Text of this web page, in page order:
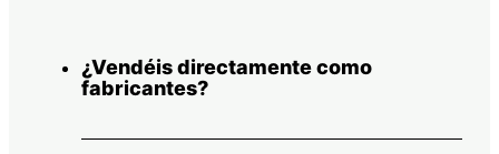
¿Vendéis directamente como
fabricantes?